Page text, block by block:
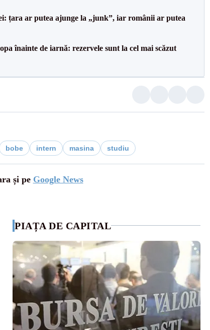
țara ar putea ajunge la „junk”, iar românii ar putea
înainte de iarnă: rezervele sunt la cel mai scăzut
bobe intern masina studiu
și pe Google News
PIAȚA DE CAPITAL